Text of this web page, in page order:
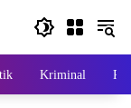
Kriminal